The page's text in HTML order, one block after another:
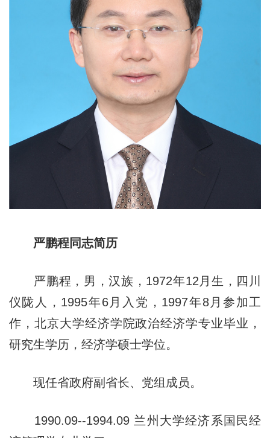
严鹏程同志简历
严鹏程，男，汉族，1972年12月生，四川
仪陇人，1995年6月入党，1997年8月参加工
作，北京大学经济学院政治经济学专业毕业，
研究生学历，经济学硕士学位。
现任省政府副省长、党组成员。
1990.09--1994.09 兰州大学经济系国民经